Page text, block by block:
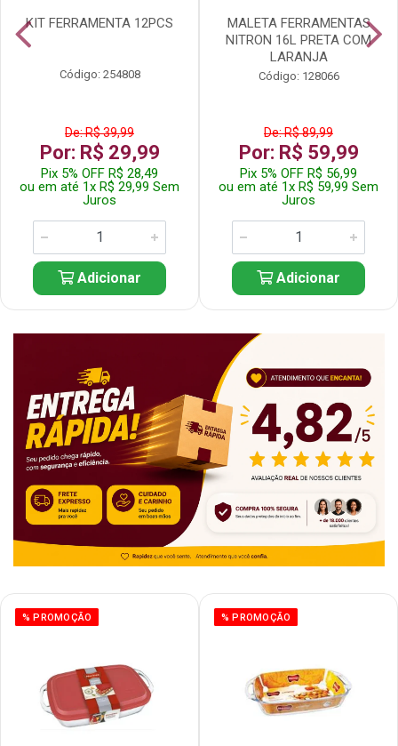
KIT FERRAMENTA 12PCS
Código: 254808
De: R$ 39,99
Por: R$ 29,99
Pix 5% OFF R$ 28,49
ou em até 1x R$ 29,99 Sem
Juros
Adicionar
MALETA FERRAMENTAS
NITRON 16L PRETA COM
LARANJA
Código: 128066
De: R$ 89,99
Por: R$ 59,99
Pix 5% OFF R$ 56,99
ou em até 1x R$ 59,99 Sem
Juros
Adicionar
% PROMOÇÃO % PROMOÇÃO